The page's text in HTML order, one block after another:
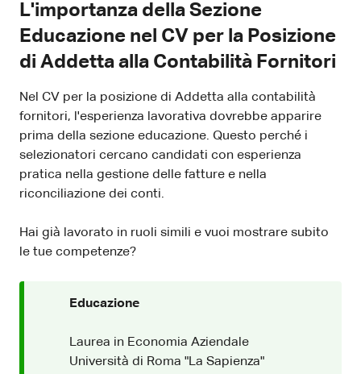
L'importanza della Sezione
Educazione nel CV per la Posizione
di Addetta alla Contabilità Fornitori
Nel CV per la posizione di Addetta alla contabilità
fornitori, l'esperienza lavorativa dovrebbe apparire
prima della sezione educazione. Questo perché i
selezionatori cercano candidati con esperienza
pratica nella gestione delle fatture e nella
riconciliazione dei conti.
Hai già lavorato in ruoli simili e vuoi mostrare subito
le tue competenze?
Educazione
Laurea in Economia Aziendale
Università di Roma "La Sapienza"